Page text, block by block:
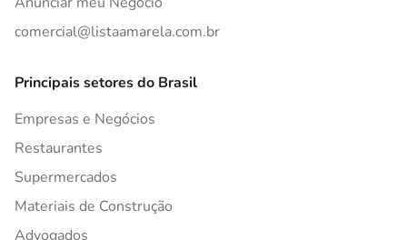
comercial@listaamarela.com.br
Principais setores do Brasil
Empresas e Negócios
Restaurantes
Supermercados
Materiais de Construção
Advogados